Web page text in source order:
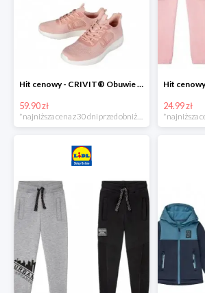
Hit cenowy - CRIVIT® Obuwie dziewczęce sportowe i na co dzień, 1 para
59.90 zł 24.99 zł